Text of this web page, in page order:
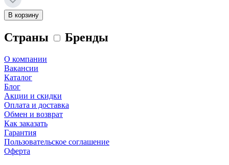
В корзину
Страны Бренды
О компании
Вакансии
Каталог
Блог
Акции и скидки
Оплата и доставка
Обмен и возврат
Как заказать
Гарантия
Пользовательское соглашение
Оферта